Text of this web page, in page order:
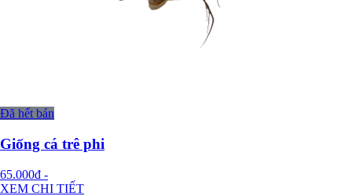
Đã hết bán
Giống cá trê phi
65.000đ -
XEM CHI TIẾT